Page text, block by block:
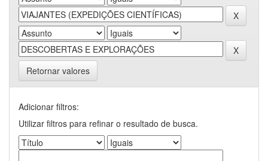
Retornar valores
Adicionar filtros:
Utilizar filtros para refinar o resultado de busca.